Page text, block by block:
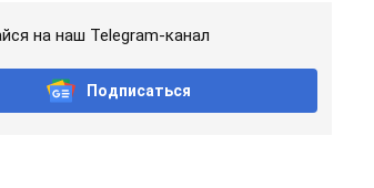
на наш Telegram-канал
Подписаться